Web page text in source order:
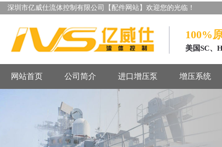
深圳市亿威仕流体控制有限公司【配件网站】欢迎您的光临！
100%
美国SC、
网站首页 公司简介 进口增压泵 增压系统